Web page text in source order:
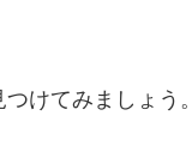
けてみましょう。